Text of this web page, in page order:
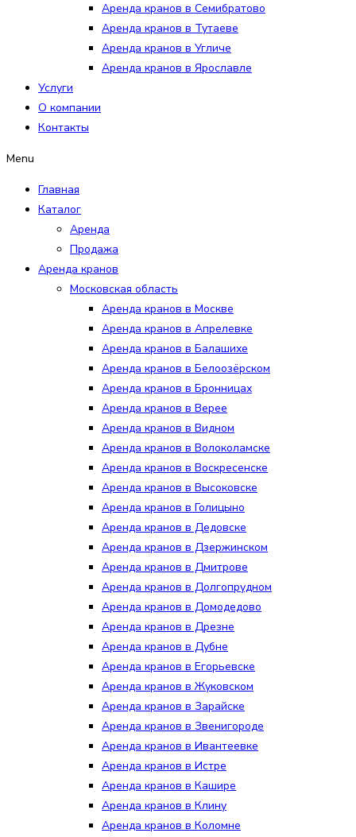
Аренда кранов в Семибратово
Аренда кранов в Тутаеве
Аренда кранов в Угличе
Аренда кранов в Ярославле
Услуги
О компании
Контакты
Menu
Главная
Каталог
Аренда
Продажа
Аренда кранов
Московская область
Аренда кранов в Москве
Аренда кранов в Апрелевке
Аренда кранов в Балашихе
Аренда кранов в Белоозёрском
Аренда кранов в Бронницах
Аренда кранов в Верее
Аренда кранов в Видном
Аренда кранов в Волоколамске
Аренда кранов в Воскресенске
Аренда кранов в Высоковске
Аренда кранов в Голицыно
Аренда кранов в Дедовске
Аренда кранов в Дзержинском
Аренда кранов в Дмитрове
Аренда кранов в Долгопрудном
Аренда кранов в Домодедово
Аренда кранов в Дрезне
Аренда кранов в Дубне
Аренда кранов в Егорьевске
Аренда кранов в Жуковском
Аренда кранов в Зарайске
Аренда кранов в Звенигороде
Аренда кранов в Ивантеевке
Аренда кранов в Истре
Аренда кранов в Кашире
Аренда кранов в Клину
Аренда кранов в Коломне